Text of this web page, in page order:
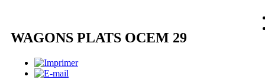
WAGONS PLATS OCEM 29